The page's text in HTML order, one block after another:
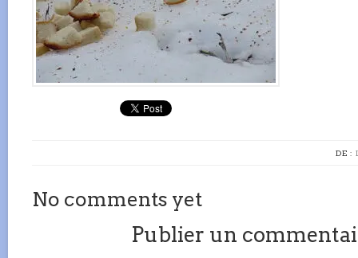
DE :
No comments yet
Publier un